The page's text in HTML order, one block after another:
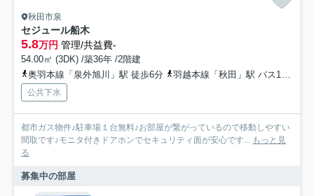
秋田市泉
セジュール船木
5.8万円 管理/共益費-
54.00㎡ (3DK) /築36年 /2階建
奥羽本線「泉外旭川」駅 徒歩6分
羽越本線「秋田」駅 バス16分 秋田中央交通「泉北三丁目」 停歩4分
公共下水
都市ガス物件♪駐車場１台無料♪お部屋が繋がっているので移動しやすい
間取です♪モニタ付きドアホンでセキュリティ面が安心です... もっと見
る
募集中の部屋